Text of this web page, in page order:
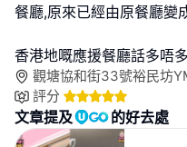
餐廳,原來已經由原餐廳
香港地嘅應援餐廳話多唔
觀塘協和街33號裕民坊
評分
文章提及 的好去處